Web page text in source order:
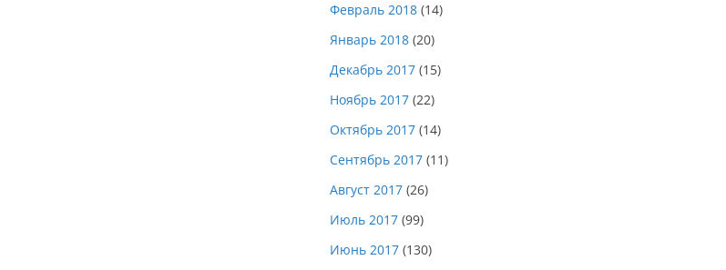
Февраль 2018 (14)
Январь 2018 (20)
Декабрь 2017 (15)
Ноябрь 2017 (22)
Октябрь 2017 (14)
Сентябрь 2017 (11)
Август 2017 (26)
Июль 2017 (99)
Июнь 2017 (130)